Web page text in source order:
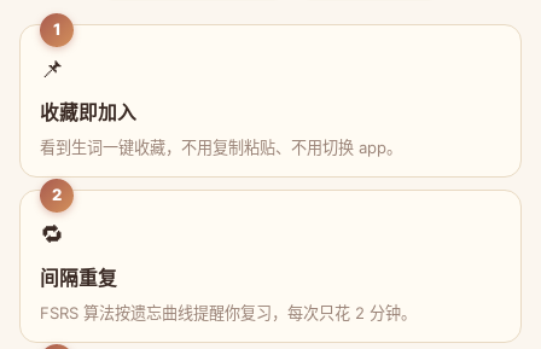
1
📌
收藏即加入
看到生词一键收藏，不用复制粘贴、不用切换 app。
2
🔁
间隔重复
FSRS 算法按遗忘曲线提醒你复习，每次只花 2 分钟。